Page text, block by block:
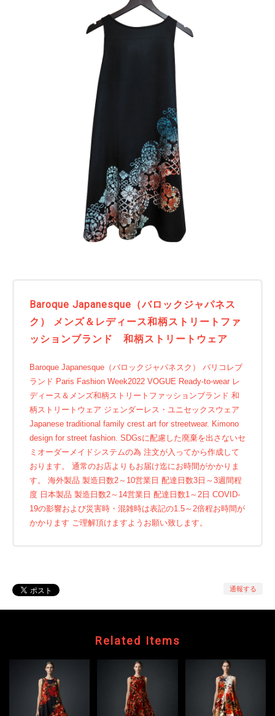
Baroque Japanesque（バロックジャパネス
ク） メンズ＆レディース和柄ストリートファ
ッションブランド 和柄ストリートウェア
Baroque Japanesque（バロックジャパネスク） パリコレブ
ランド Paris Fashion Week2022 VOGUE Ready-to-wear レ
ディース＆メンズ和柄ストリートファッションブランド 和
柄ストリートウェア ジェンダーレス・ユニセックスウェア
Japanese traditional family crest art for streetwear. Kimono
design for street fashion. SDGsに配慮した廃棄を出さないセ
ミオーダーメイドシステムの為 注文が入ってから作成して
おります。 通常のお店よりもお届け迄にお時間がかかりま
す。 海外製品 製造日数2～10営業日 配達日数3日～3週間程
度 日本製品 製造日数2～14営業日 配達日数1～2日 COVID-
19の影響および災害時・混雑時は表記の1.5～2倍程お時間が
かかります ご理解頂けますようお願い致します。
通報する
Related Items